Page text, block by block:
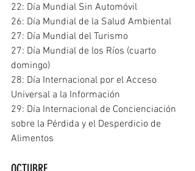
22: Día Mundial Sin Automóvil
26: Día Mundial de la Salud Ambiental
27: Día Mundial del Turismo
27: Día Mundial de los Ríos (cuarto
domingo)
28: Día Internacional por el Acceso
Universal a la Información
29: Día Internacional de Concienciación
sobre la Pérdida y el Desperdicio de
Alimentos